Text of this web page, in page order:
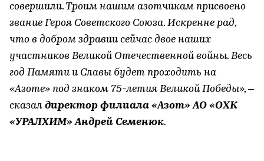
совершили. Троим нашим азотчикам присвоено
звание Героя Советского Союза. Искренне рад,
что в добром здравии сейчас двое наших
участников Великой Отечественной войны. Весь
год Памяти и Славы будет проходить на
«Азоте» под знаком 75-летия Великой Победы», –
сказал директор филиала «Азот» АО «ОХК
«УРАЛХИМ» Андрей Семенюк.